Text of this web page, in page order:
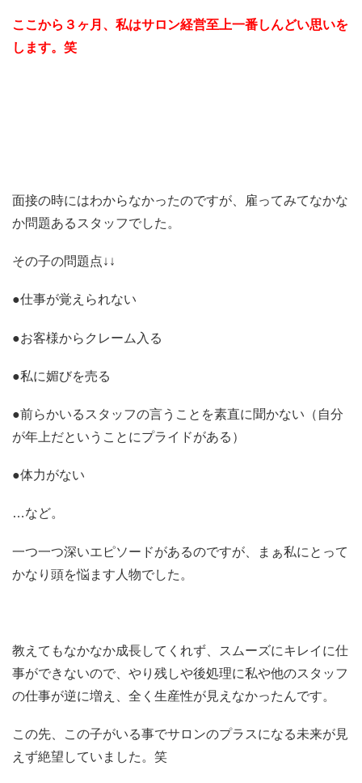
ここから３ヶ月、私はサロン経営至上一番しんどい思いを
します。笑
面接の時にはわからなかったのですが、雇ってみてなかな
か問題あるスタッフでした。
その子の問題点↓↓
●仕事が覚えられない
●お客様からクレーム入る
●私に媚びを売る
●前らかいるスタッフの言うことを素直に聞かない（自分
が年上だということにプライドがある）
●体力がない
…など。
一つ一つ深いエピソードがあるのですが、まぁ私にとって
かなり頭を悩ます人物でした。
教えてもなかなか成長してくれず、スムーズにキレイに仕
事ができないので、やり残しや後処理に私や他のスタッフ
の仕事が逆に増え、全く生産性が見えなかったんです。
この先、この子がいる事でサロンのプラスになる未来が見
えず絶望していました。笑